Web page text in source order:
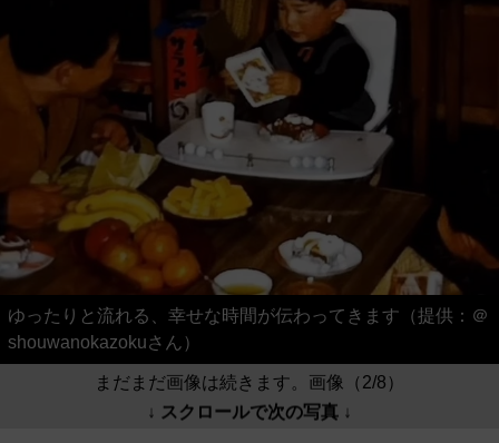
ゆったりと流れる、幸せな時間が伝わってきます（提供：＠
shouwanokazokuさん）
まだまだ画像は続きます。画像（2/8）
↓ スクロールで次の写真 ↓